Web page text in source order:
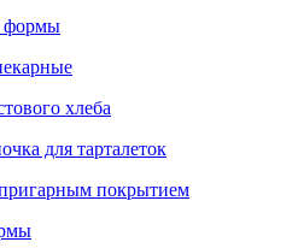
формы
хлеба
для тарталеток
покрытием